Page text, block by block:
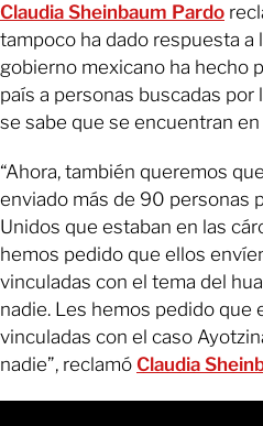
Claudia Sheinbaum Pardo
tampoco ha dado respuesta a
gobierno mexicano ha hecho
país a personas buscadas por
se sabe que se encuentran
“Ahora, también queremos
enviado más de 90 personas
Unidos que estaban en las
hemos pedido que ellos
vinculadas con el tema del
nadie. Les hemos pedido que
vinculadas con el caso
nadie”, reclamó Claudia